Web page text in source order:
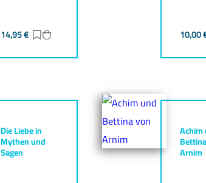
14,95€ Zur Merkliste hinzufügen 10,00
Die Liebe in
Mythen und
Sagen
Achim
Arnim